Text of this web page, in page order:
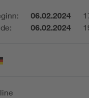
06.02.2024
06.02.2024